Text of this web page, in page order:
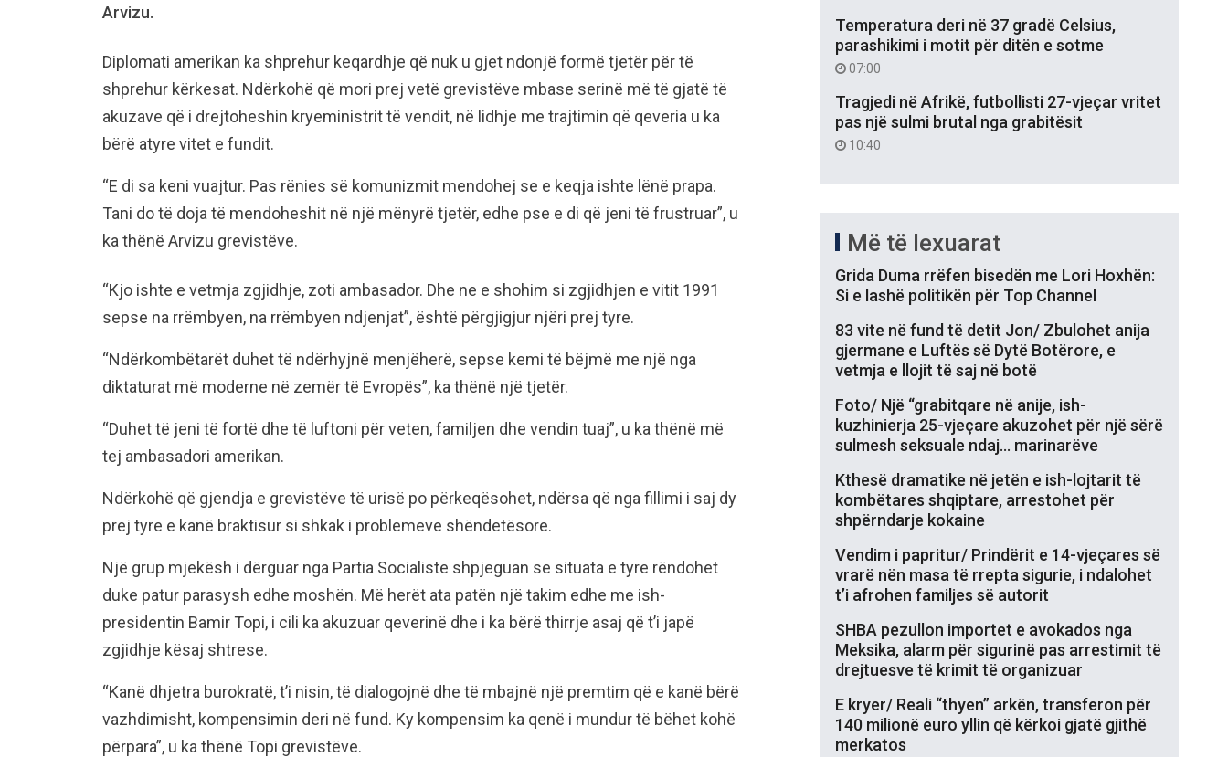
Arvizu.
Diplomati amerikan ka shprehur keqardhje që nuk u gjet ndonjë formë tjetër për të
shprehur kërkesat. Ndërkohë që mori prej vetë grevistëve mbase serinë më të gjatë të
akuzave që i drejtoheshin kryeministrit të vendit, në lidhje me trajtimin që qeveria u ka
bërë atyre vitet e fundit.
“E di sa keni vuajtur. Pas rënies së komunizmit mendohej se e keqja ishte lënë prapa.
Tani do të doja të mendoheshit në një mënyrë tjetër, edhe pse e di që jeni të frustruar”, u
ka thënë Arvizu grevistëve.
“Kjo ishte e vetmja zgjidhje, zoti ambasador. Dhe ne e shohim si zgjidhjen e vitit 1991
sepse na rrëmbyen, na rrëmbyen ndjenjat”, është përgjigjur njëri prej tyre.
“Ndërkombëtarët duhet të ndërhyjnë menjëherë, sepse kemi të bëjmë me një nga
diktaturat më moderne në zemër të Evropës”, ka thënë një tjetër.
“Duhet të jeni të fortë dhe të luftoni për veten, familjen dhe vendin tuaj”, u ka thënë më
tej ambasadori amerikan.
Ndërkohë që gjendja e grevistëve të urisë po përkeqësohet, ndërsa që nga fillimi i saj dy
prej tyre e kanë braktisur si shkak i problemeve shëndetësore.
Një grup mjekësh i dërguar nga Partia Socialiste shpjeguan se situata e tyre rëndohet
duke patur parasysh edhe moshën. Më herët ata patën një takim edhe me ish-
presidentin Bamir Topi, i cili ka akuzuar qeverinë dhe i ka bërë thirrje asaj që t’i japë
zgjidhje kësaj shtrese.
“Kanë dhjetra burokratë, t’i nisin, të dialogojnë dhe të mbajnë një premtim që e kanë bërë
vazhdimisht, kompensimin deri në fund. Ky kompensim ka qenë i mundur të bëhet kohë
përpara”, u ka thënë Topi grevistëve.
Temperatura deri në 37 gradë Celsius,
parashikimi i motit për ditën e sotme
07:00
Tragjedi në Afrikë, futbollisti 27-vjeçar vritet
pas një sulmi brutal nga grabitësit
10:40
Më të lexuarat
Grida Duma rrëfen bisedën me Lori Hoxhën:
Si e lashë politikën për Top Channel
83 vite në fund të detit Jon/ Zbulohet anija
gjermane e Luftës së Dytë Botërore, e
vetmja e llojit të saj në botë
Foto/ Një “grabitqare në anije, ish-
kuzhinierja 25-vjeçare akuzohet për një sërë
sulmesh seksuale ndaj… marinarëve
Kthesë dramatike në jetën e ish-lojtarit të
kombëtares shqiptare, arrestohet për
shpërndarje kokaine
Vendim i papritur/ Prindërit e 14-vjeçares së
vrarë nën masa të rrepta sigurie, i ndalohet
t’i afrohen familjes së autorit
SHBA pezullon importet e avokados nga
Meksika, alarm për sigurinë pas arrestimit të
drejtuesve të krimit të organizuar
E kryer/ Reali “thyen” arkën, transferon për
140 milionë euro yllin që kërkoi gjatë gjithë
merkatos